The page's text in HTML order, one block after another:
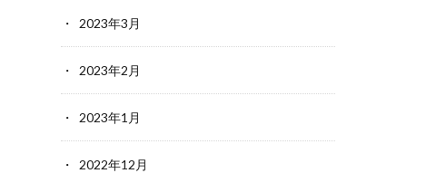
2023年3月
2023年2月
2023年1月
2022年12月